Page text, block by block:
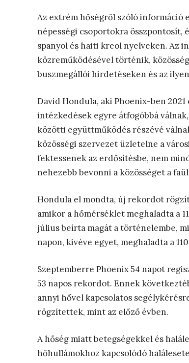
Az extrém hőségről szóló információ
népességi csoportokra összpontosít,
spanyol és haiti kreol nyelveken. Az
közreműködésével történik,
buszmegállói hirdetéseken és az
David Hondula, aki Phoenix-ben
intézkedések egyre átfogóbbá
közötti együttműködés részévé
közösségi szervezet üzletelne a
fektessenek az erdősítésbe, nem
nehezebb bevonni a közösséget a
Hondula el mondta, új rekordot
amikor a hőmérséklet meghaladta a
július beírta magát a történelembe,
napon, kivéve egyet, meghaladta a
Szeptemberre Phoenix 54 napot
53 napos rekordot. Ennek
annyi hővel kapcsolatos
rögzítettek, mint az előző évben.
A hőség miatt betegségekkel és
hőhullámokhoz kapcsolódó